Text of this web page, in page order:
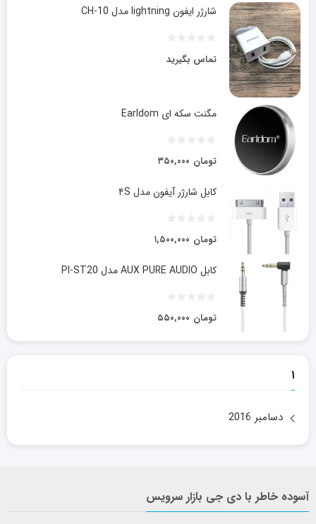
شارژر ایفون lightning مدل CH-10
تماس بگیرید
مگنت سکه ای Earldom
۳۵۰,۰۰۰ تومان
کابل شارژر آیفون مدل ۴S
۱,۵۰۰,۰۰۰ تومان
کابل AUX PURE AUDIO مدل PI-ST20
۵۵۰,۰۰۰ تومان
۱
دسامبر 2016
آسوده خاطر با دی جی بازار سرویس